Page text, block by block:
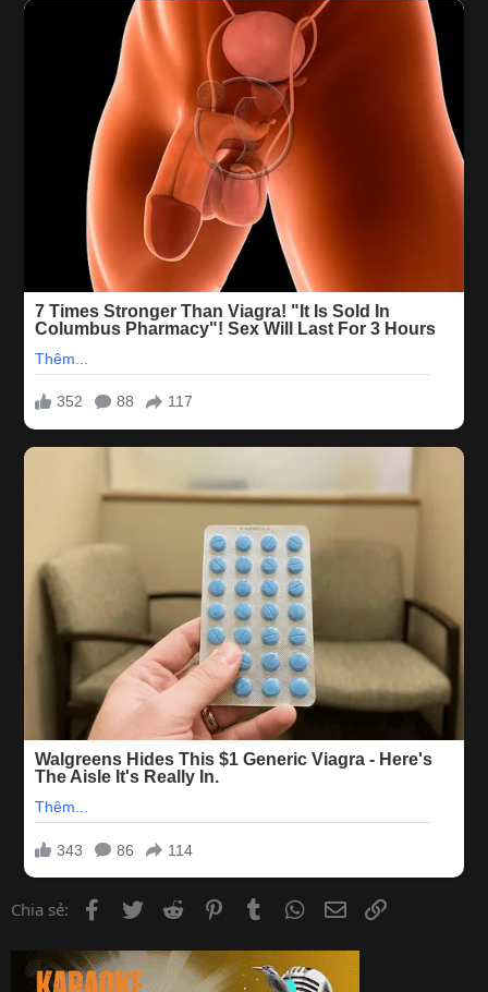
Chia sẻ: Facebook
Twitter Reddit PinterestTumblr WhatsApp
Email